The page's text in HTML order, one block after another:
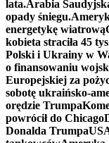
lata.Arabia
opady śniegu.
energetykę wiatrową
kobieta straciła 45
Polski i Ukrainy w
o finansowaniu
Europejskiej za
sobotę ukraińsko-
orędzie Trumpa
powrócił do Chicago
Donalda Trumpa